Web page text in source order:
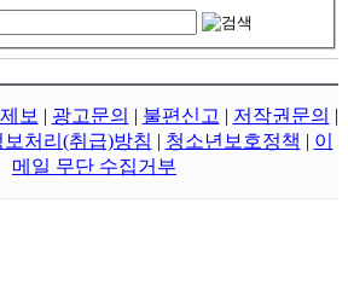
보 | 광고문의 | 불편신고 | 저작권문의 |
처리(취급)방침 | 청소년보호정책 | 이
메일 무단 수집거부